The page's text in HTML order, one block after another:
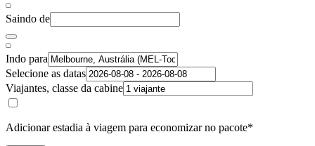
Saindo de
Indo para
Selecione as datas
Viajantes, classe da cabine
Adicionar estadia à viagem para economizar no pacote*